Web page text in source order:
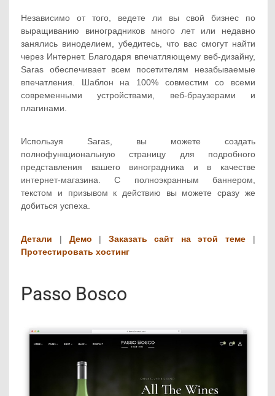
Независимо от того, ведете ли вы свой бизнес по
выращиванию виноградников много лет или недавно
занялись виноделием, убедитесь, что вас смогут найти
через Интернет. Благодаря впечатляющему веб-дизайну,
Saras обеспечивает всем посетителям незабываемые
впечатления. Шаблон на 100% совместим со всеми
современными устройствами, веб-браузерами и
плагинами.
Используя Saras, вы можете создать
полнофункциональную страницу для подробного
представления вашего виноградника и в качестве
интернет-магазина. С полноэкранным баннером,
текстом и призывом к действию вы можете сразу же
добиться успеха.
Детали | Демо | Заказать сайт на этой теме |
Протестировать хостинг
Passo Bosco